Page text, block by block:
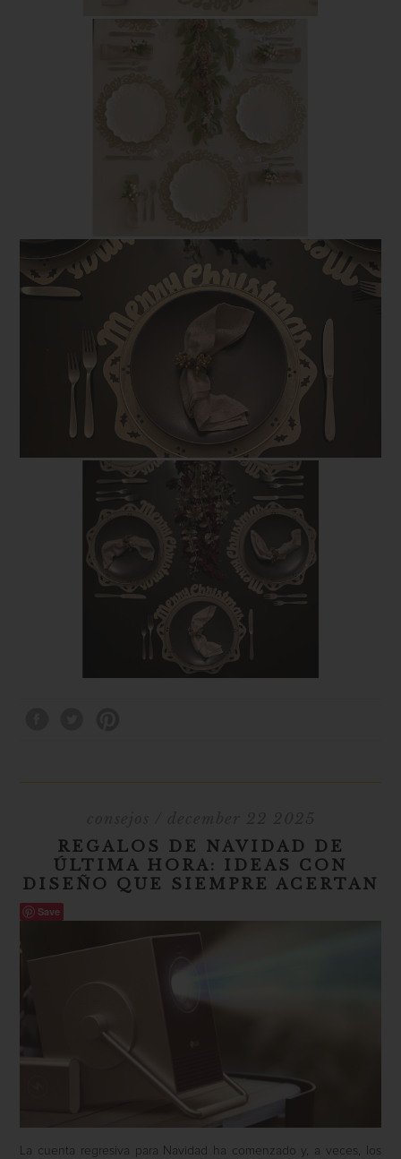
REGALOS DE NAVIDAD DE
ÚLTIMA HORA: IDEAS CON
DISEÑO QUE SIEMPRE ACERTAN
Save
La cuenta regresiva para Navidad ha comenzado y, a veces, los